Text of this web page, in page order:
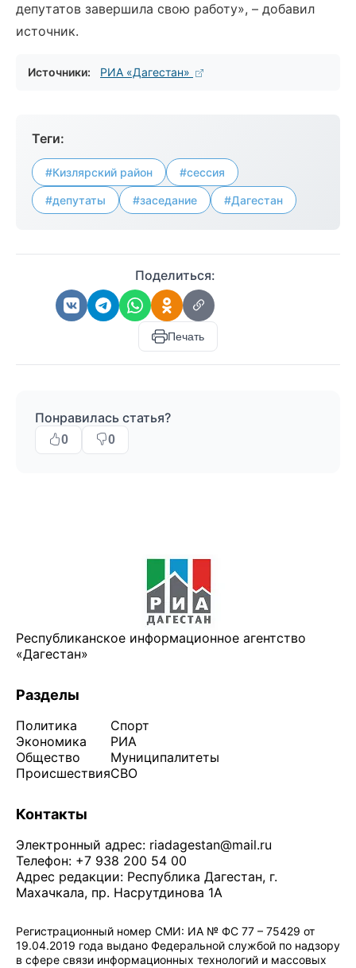
депутатов завершила свою работу», – добавил
источник.
Источники: РИА «Дагестан»
Теги:
#Кизлярский район #сессия
#депутаты #заседание #Дагестан
Поделиться:
Печать
Понравилась статья?
0 0
Республиканское информационное агентство
«Дагестан»
Разделы
Политика
Экономика
Общество
Происшествия
Спорт
РИА
Муниципалитеты
СВО
Контакты
Электронный адрес: riadagestan@mail.ru
Телефон: +7 938 200 54 00
Адрес редакции: Республика Дагестан, г.
Махачкала, пр. Насрутдинова 1А
Регистрационный номер СМИ: ИА № ФС 77 – 75429 от
19.04.2019 года выдано Федеральной службой по надзору
в сфере связи информационных технологий и массовых